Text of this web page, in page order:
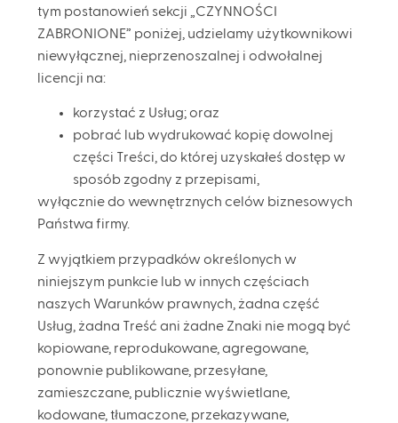
tym postanowień sekcji „CZYNNOŚCI
ZABRONIONE” poniżej, udzielamy użytkownikowi
niewyłącznej, nieprzenoszalnej i odwołalnej
licencji na:
korzystać z Usług; oraz
pobrać lub wydrukować kopię dowolnej
części Treści, do której uzyskałeś dostęp w
sposób zgodny z przepisami,
wyłącznie do wewnętrznych celów biznesowych
Państwa firmy.
Z wyjątkiem przypadków określonych w
niniejszym punkcie lub w innych częściach
naszych Warunków prawnych, żadna część
Usług, żadna Treść ani żadne Znaki nie mogą być
kopiowane, reprodukowane, agregowane,
ponownie publikowane, przesyłane,
zamieszczane, publicznie wyświetlane,
kodowane, tłumaczone, przekazywane,